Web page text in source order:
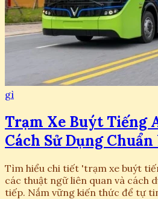
gì
Trạm Xe Buýt Tiếng
Cách Sử Dụng Chuẩn
Tìm hiểu chi tiết 'trạm xe buýt
các thuật ngữ liên quan và cách
tiếp. Nắm vững kiến thức để tự